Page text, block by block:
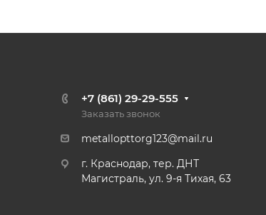
+7 (861) 29-29-555
Заказать звонок
metallopttorg123@mail.ru
г. Краснодар, тер. ДНТ
Магистраль, ул. 9-я Тихая, 63